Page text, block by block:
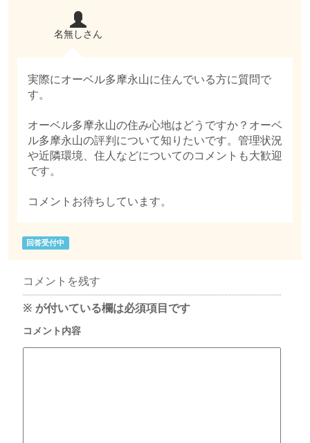
名無しさん
実際にオーベル多摩永山に住んでいる方に質問で
す。
オーベル多摩永山の住み心地はどうですか？オーベ
ル多摩永山の評判について知りたいです。管理状況
や近隣環境、住人などについてのコメントも大歓迎
です。
コメントお待ちしています。
回答受付中
コメントを残す
※ が付いている欄は必須項目です